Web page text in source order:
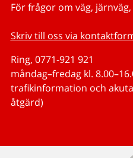
För frågor om väg,
Skriv till oss via
Ring, 0771-921 921
måndag–fredag kl.
trafikinformation och
åtgärd)